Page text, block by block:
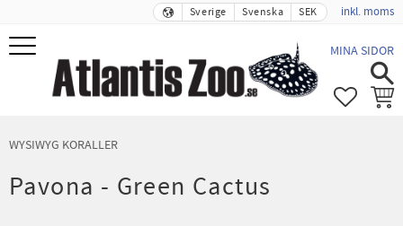
Meny
Sverige Svenska SEK inkl. moms
MINA SIDOR
WYSIWYG KORALLER
Pavona - Green Cactus